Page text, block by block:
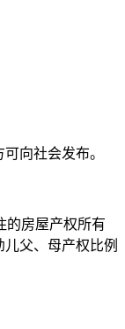
向社会发布。
的房屋产权所有
父、母产权比例